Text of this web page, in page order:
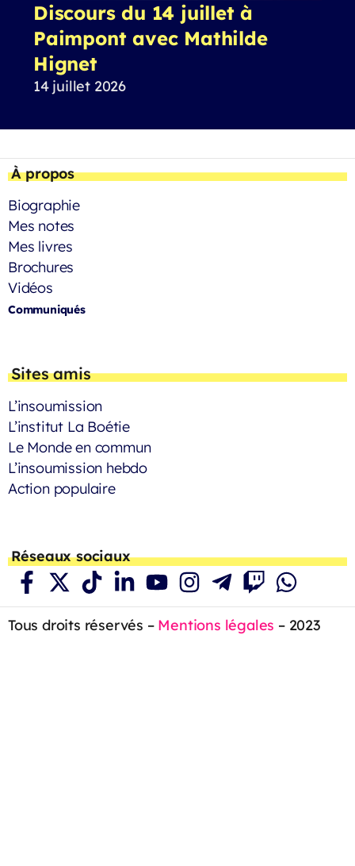
Discours du 14 juillet à
Paimpont avec Mathilde
Hignet
14 juillet 2026
À propos
Biographie
Mes notes
Mes livres
Brochures
Vidéos
Communiqués
Sites amis
L’insoumission
L’institut La Boétie
Le Monde en commun
L’insoumission hebdo
Action populaire
Réseaux sociaux
Tous droits réservés – Mentions légales – 2023